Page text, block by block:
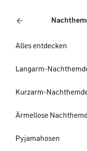
Alles entdecken
Langarm-
Kurzarm-
Ärmellose
Pyjamahosen